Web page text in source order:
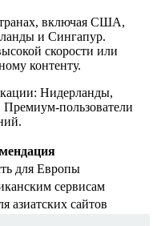
включая США,
и Сингапур.
скорости или
контенту.
Нидерланды,
пользователи
для Европы
сервисам
азиатских сайтов